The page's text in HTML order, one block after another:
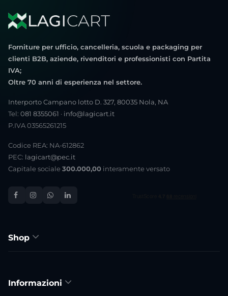
Forniture per ufficio, cancelleria, scuola e packaging per
clienti B2B, aziende, rivenditori e professionisti con Partita
IVA;
Oltre 70 anni di esperienza nel settore.
Interporto Campano lotto D. 327, 80035 Nola, NA
Tel: 081 8355061 · info@lagicart.it
P.IVA 03565261215
Codice REA: NA-612862
PEC: lagicart@pec.it
Capitale sociale 300.000,00 interamente versato
Shop
Informazioni